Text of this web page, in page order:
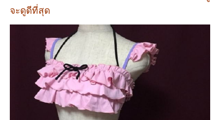
จะดูดีที่สุด